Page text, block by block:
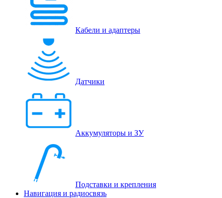
Кабели и адаптеры
Датчики
Аккумуляторы и ЗУ
Подставки и крепления
Навигация и радиосвязь